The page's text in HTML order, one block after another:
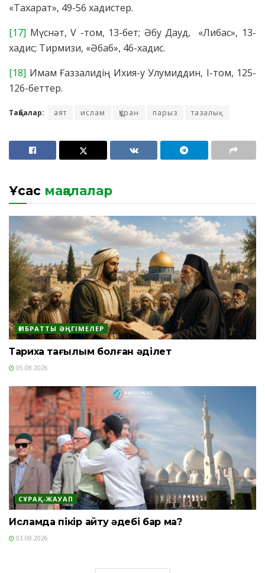
«Тахарат», 49-56 хадистер.
[17] Мүснәт, V -том, 13-бет; Әбу Дауд, «Либас», 13-
хадис; Тирмизи, «Әбаб», 46-хадис.
[18] Имам Ғаззалидің Ихия-у Улумиддин, І-том, 125-
126-беттер.
Таңбалар: аят ислам Құран парыз тазалық
Ұқсас мақалалар
ҒИБРАТТЫ ӘҢГІМЕЛЕР
Тарихқа тағылым болған әділет
05.08.2026
СҰРАҚ-ЖАУАП
Исламда пікір айту әдебі бар ма?
03.08.2026